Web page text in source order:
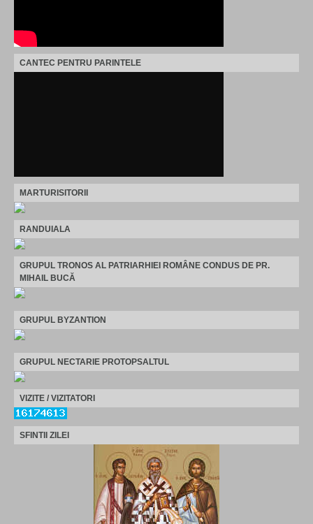
CANTEC PENTRU PARINTELE
MARTURISITORII
RANDUIALA
GRUPUL TRONOS AL PATRIARHIEI ROMÂNE CONDUS DE PR.
MIHAIL BUCĂ
GRUPUL BYZANTION
GRUPUL NECTARIE PROTOPSALTUL
VIZITE / VIZITATORI
SFINTII ZILEI